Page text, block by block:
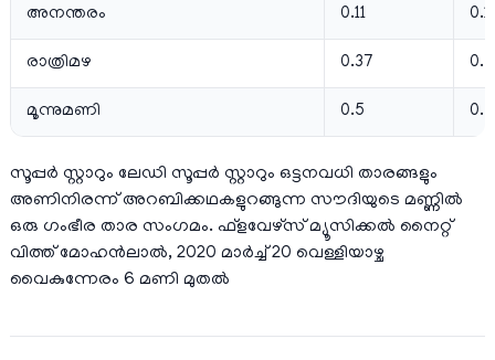
അനന്തരം 0.11
രാത്രിമഴ 0.37
മൂന്നുമണി 0.5 0.4
സൂപ്പർ സ്റ്റാറും ലേഡി സൂപ്പർ സ്റ്റാറും ഒട്ടനവധി താരങ്ങളും
അണിനിരന്ന് അറബിക്കഥകളുറങ്ങുന്ന സൗദിയുടെ മണ്ണിൽ
ഒരു ഗംഭീര താര സംഗമം. ഫ്‌ളവേഴ്‌സ് മ്യൂസിക്കൽ നൈറ്റ്
വിത്ത് മോഹൻലാൽ, 2020 മാർച്ച് 20 വെള്ളിയാഴ്ച
വൈകുന്നേരം 6 മണി മുതൽ